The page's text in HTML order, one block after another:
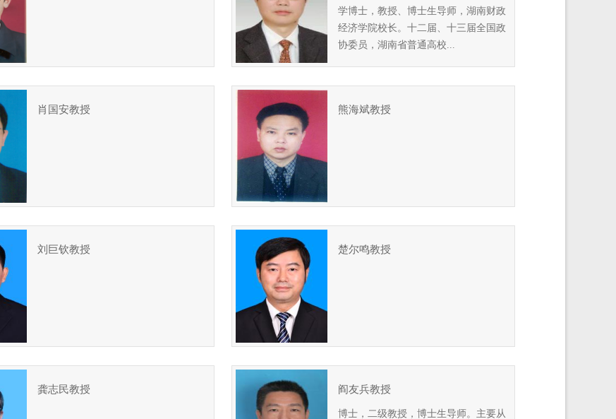
学博士，教授、博士生导师，湖南财政
经济学院校长。十二届、十三届全国政
协委员，湖南省普通高校...
肖国安教授 熊海斌教授
刘巨钦教授 楚尔鸣教授
龚志民教授 阎友兵教授
博士，二级教授，博士生导师。主要从